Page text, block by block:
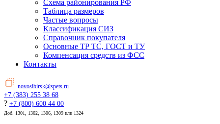
Схема районирования РФ
Таблица размеров
Частые вопросы
Классификация СИЗ
Справочник покупателя
Основные ТР ТС, ГОСТ и ТУ
Компенсация средств из ФСС
Контакты
novosibirsk@spets.ru
+7 (383) 255 38 68
? +7 (800) 600 44 00
Доб. 1301, 1302, 1306, 1309 или 1324